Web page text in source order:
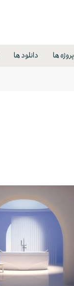
پروژه ها دانلود ها